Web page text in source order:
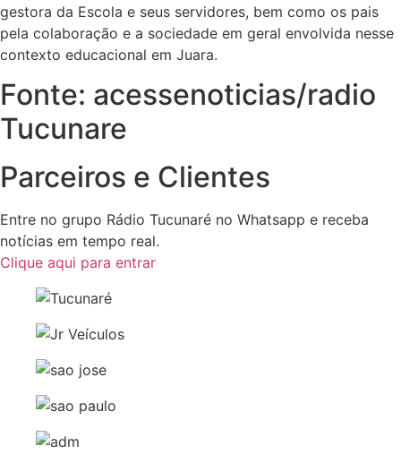
gestora da Escola e seus servidores, bem como os pais
pela colaboração e a sociedade em geral envolvida nesse
contexto educacional em Juara.
Fonte: acessenoticias/radio
Tucunare
Parceiros e Clientes
Entre no grupo Rádio Tucunaré no Whatsapp e receba
notícias em tempo real.
Clique aqui para entrar